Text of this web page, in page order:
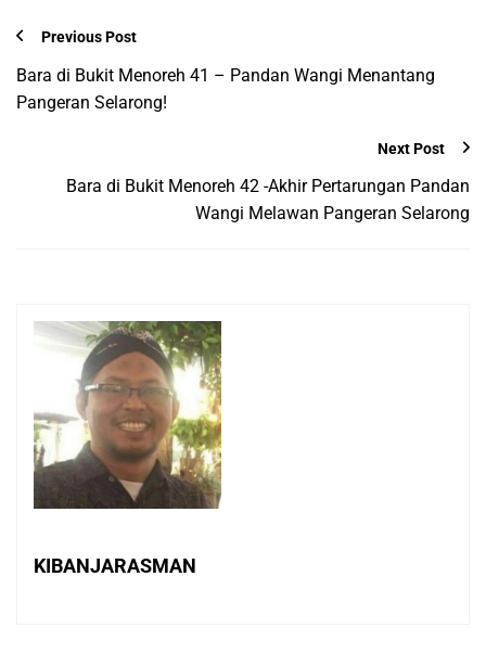
Previous Post
Bara di Bukit Menoreh 41 – Pandan Wangi Menantang
Pangeran Selarong!
Next Post
Bara di Bukit Menoreh 42 -Akhir Pertarungan Pandan
Wangi Melawan Pangeran Selarong
KIBANJARASMAN